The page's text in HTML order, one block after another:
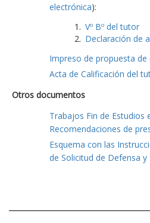
electrónica):
Vº Bº del tutor
Declaración de
Impreso de propuesta
Acta de Calificación del
Otros documentos
Trabajos Fin de Estudios
Recomendaciones de
Esquema con las
de Solicitud de Defensa y